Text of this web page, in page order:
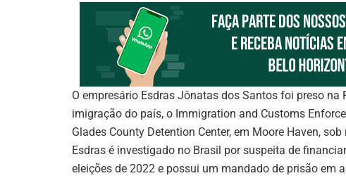
O empresário Esdras Jônatas dos Santos foi preso na
imigração do país, o Immigration and Customs
Glades County Detention Center, em Moore Haven,
Esdras é investigado no Brasil por suspeita de
eleições de 2022 e possui um mandado de prisão em